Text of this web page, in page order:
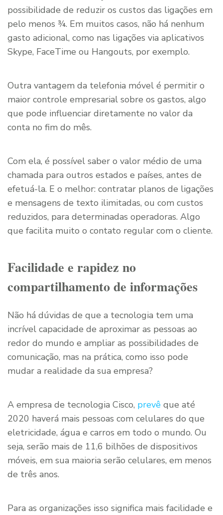
possibilidade de reduzir os custos das ligações em
pelo menos ¾. Em muitos casos, não há nenhum
gasto adicional, como nas ligações via aplicativos
Skype, FaceTime ou Hangouts, por exemplo.
Outra vantagem da telefonia móvel é permitir o
maior controle empresarial sobre os gastos, algo
que pode influenciar diretamente no valor da
conta no fim do mês.
Com ela, é possível saber o valor médio de uma
chamada para outros estados e países, antes de
efetuá-la. E o melhor: contratar planos de ligações
e mensagens de texto ilimitadas, ou com custos
reduzidos, para determinadas operadoras. Algo
que facilita muito o contato regular com o cliente.
Facilidade e rapidez no
compartilhamento de informações
Não há dúvidas de que a tecnologia tem uma
incrível capacidade de aproximar as pessoas ao
redor do mundo e ampliar as possibilidades de
comunicação, mas na prática, como isso pode
mudar a realidade da sua empresa?
A empresa de tecnologia Cisco, prevê que até
2020 haverá mais pessoas com celulares do que
eletricidade, água e carros em todo o mundo. Ou
seja, serão mais de 11,6 bilhões de dispositivos
móveis, em sua maioria serão celulares, em menos
de três anos.
Para as organizações isso significa mais facilidade e